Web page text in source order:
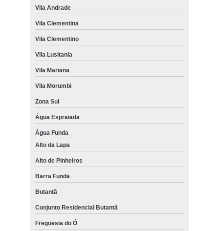
Vila Andrade
Vila Clementina
Vila Clementino
Vila Lusitania
Vila Mariana
Vila Morumbi
Zona Sul
Água Espraiada
Água Funda
Alto da Lapa
Alto de Pinheiros
Barra Funda
Butantã
Conjunto Residencial Butantã
Freguesia do Ó